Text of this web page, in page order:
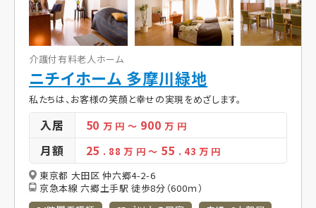
介護付有料老人ホーム
ニチイホーム 多摩川緑地
私たちは、お客様の笑顔と幸せの実現をめざします。
入居 50万 円 ～ 900万 円
月額 25 . 88万 円 ～ 55 . 43 万 円
東京都 大田区 仲六郷4-2-6
京急本線 六郷土手駅 徒歩8分（600ｍ）